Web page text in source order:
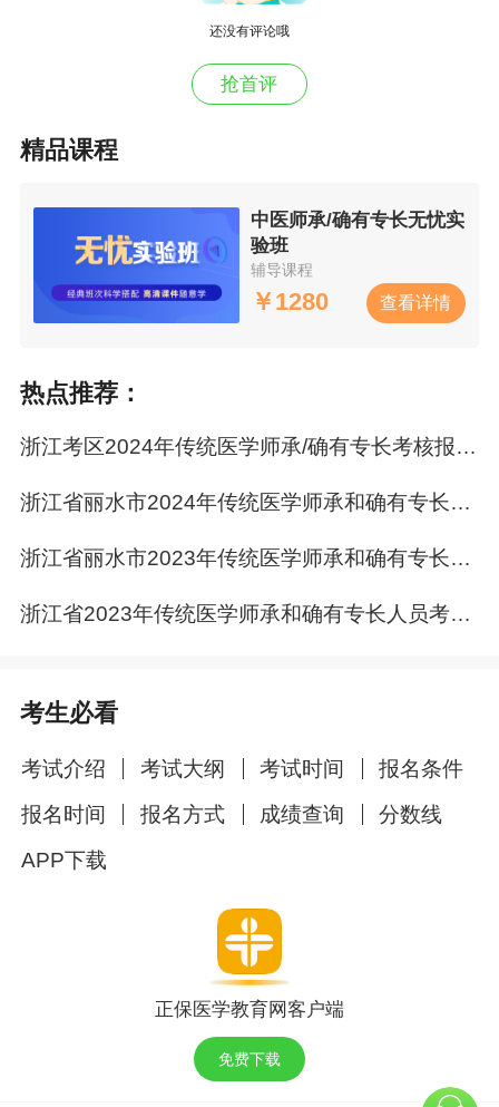
1.依法从事传统医学临床实践5年以上；
2.掌握独具特色、安全有效的传统医学诊疗技
二、报名时间及地点
（一）网上报名。时间：2022年12月5日9:00-12
月23日17:00，申请人登录，点击传统医学师承
相关信息，网上报名时间截止后，不再受理报名
全部纸质材料到县级中医药主管部门进行审核确
认。
（二）现场审核确认时间。2022年12月5日——
师主要执业机构所在市、县级中医药主管部门报
考核申请人携带相关材料到户籍所在市、县级中
医药主管部门报名，不得跨考点报名，一经发现
和证件资料等审核确认，不受理报名申请。
指导老师主要执业机构为省级医疗卫生单位的传
统医学师承考核申请人于2022年12月5日——12
月23日（工作日）到浙江中医药大学（地址：杭
州市滨江区至善路浙江中医药大学滨文南校区博
爱楼1516室，联系人：张红英，联系电话 :0571-
86633029）进行报名资格初审和报名信息确认。
还没有评论哦
抢首评
精品课程
中医师承/确有专长无忧实
验班
辅导课程
￥1280 查看详情
热点推荐：
浙江考区2024年传统医学师承/确有专长考核报名工作的通知汇总
浙江省丽水市2024年传统医学师承和确有专长人员考核报名公告
浙江省丽水市2023年传统医学师承和确有专长人员考核通告
浙江省2023年传统医学师承和确有专长人员考核报名通知汇总
考生必看
考试介绍 考试大纲 考试时间
报名条件
报名时间
报名方式 成绩查询
分数线
APP下载
正保医学教育网客户端
免费下载